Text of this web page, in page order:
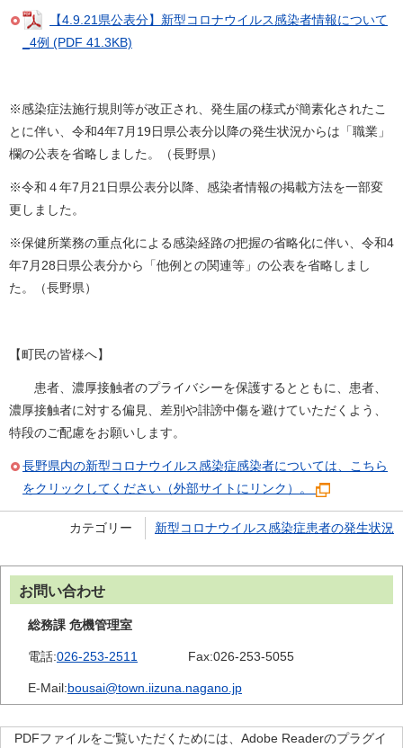
【4.9.21県公表分】新型コロナウイルス感染者情報について
_4例 (PDF 41.3KB)
※感染症法施行規則等が改正され、発生届の様式が簡素化されたこ
とに伴い、令和4年7月19日県公表分以降の発生状況からは「職業」
欄の公表を省略しました。（長野県）
※令和４年7月21日県公表分以降、感染者情報の掲載方法を一部変
更しました。
※保健所業務の重点化による感染経路の把握の省略化に伴い、令和4
年7月28日県公表分から「他例との関連等」の公表を省略しまし
た。（長野県）
【町民の皆様へ】
患者、濃厚接触者のプライバシーを保護するとともに、患者、
濃厚接触者に対する偏見、差別や誹謗中傷を避けていただくよう、
特段のご配慮をお願いします。
長野県内の新型コロナウイルス感染症感染者については、こちら
をクリックしてください（外部サイトにリンク）。
カテゴリー 新型コロナウイルス感染症患者の発生状況
お問い合わせ
総務課 危機管理室
電話:026-253-2511 Fax:026-253-5055
E-Mail:bousai@town.iizuna.nagano.jp
PDFファイルをご覧いただくためには、Adobe Readerのプラグイ